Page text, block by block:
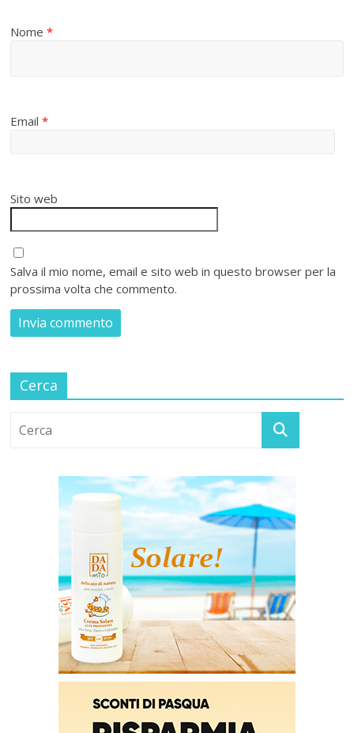
Nome*
Email*
Sito web
Salva il mio nome, email e sito web in questo browser per la
prossima volta che commento.
Cerca